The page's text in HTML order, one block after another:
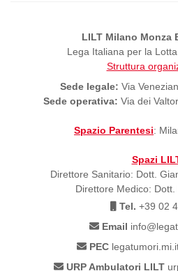
LILT Milano Monza
Lega Italiana per la
Struttura
Sede legale: Via
Sede operativa: Via dei
Spazio Parentesi:
Spazi
Direttore Sanitario: Dott.
Direttore Medico:
Tel. +39 02
Email
PEC
URP Ambulatori LILT